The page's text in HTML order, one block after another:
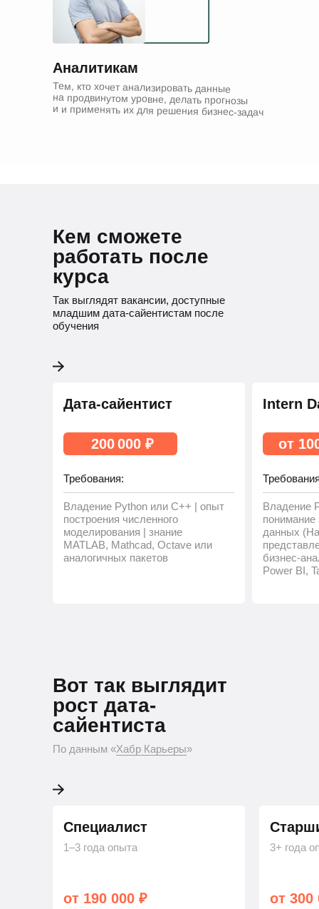
Аналитикам
Тем, кто хочет анализировать данные
на продвинутом уровне, делать прогнозы
и и применять их для решения бизнес-задач
Кем сможете
работать после
курса
Так выглядят вакансии, доступные
младшим дата-сайентистам после
обучения
Дата-сайентист
Требования:
Владение Python или C++ | опыт
построения численного
моделирования | знание
MATLAB, Mathcad, Octave или
аналогичных пакетов
200 000 ₽
Intern
Владение
данных
бизнес-
Power BI,
от
Вот так выглядит
рост дата-
сайентиста
По данным «Хабр Карьеры»
Python-разработчика
По данным «Хабр Карьеры»
Специалист
1–3 года опыта
от 190 000 ₽
3+ года
от 300